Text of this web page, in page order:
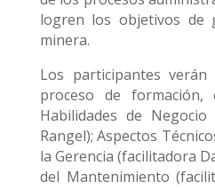
logren los objetivos de
minera.
Los participantes
proceso de formación,
Habilidades de
Rangel); Aspectos
la Gerencia (facilitadora
del Mantenimiento